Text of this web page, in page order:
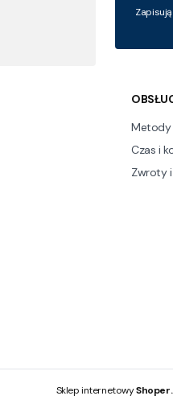
Metody
Czas i
Zwroty
Sklep internetowy